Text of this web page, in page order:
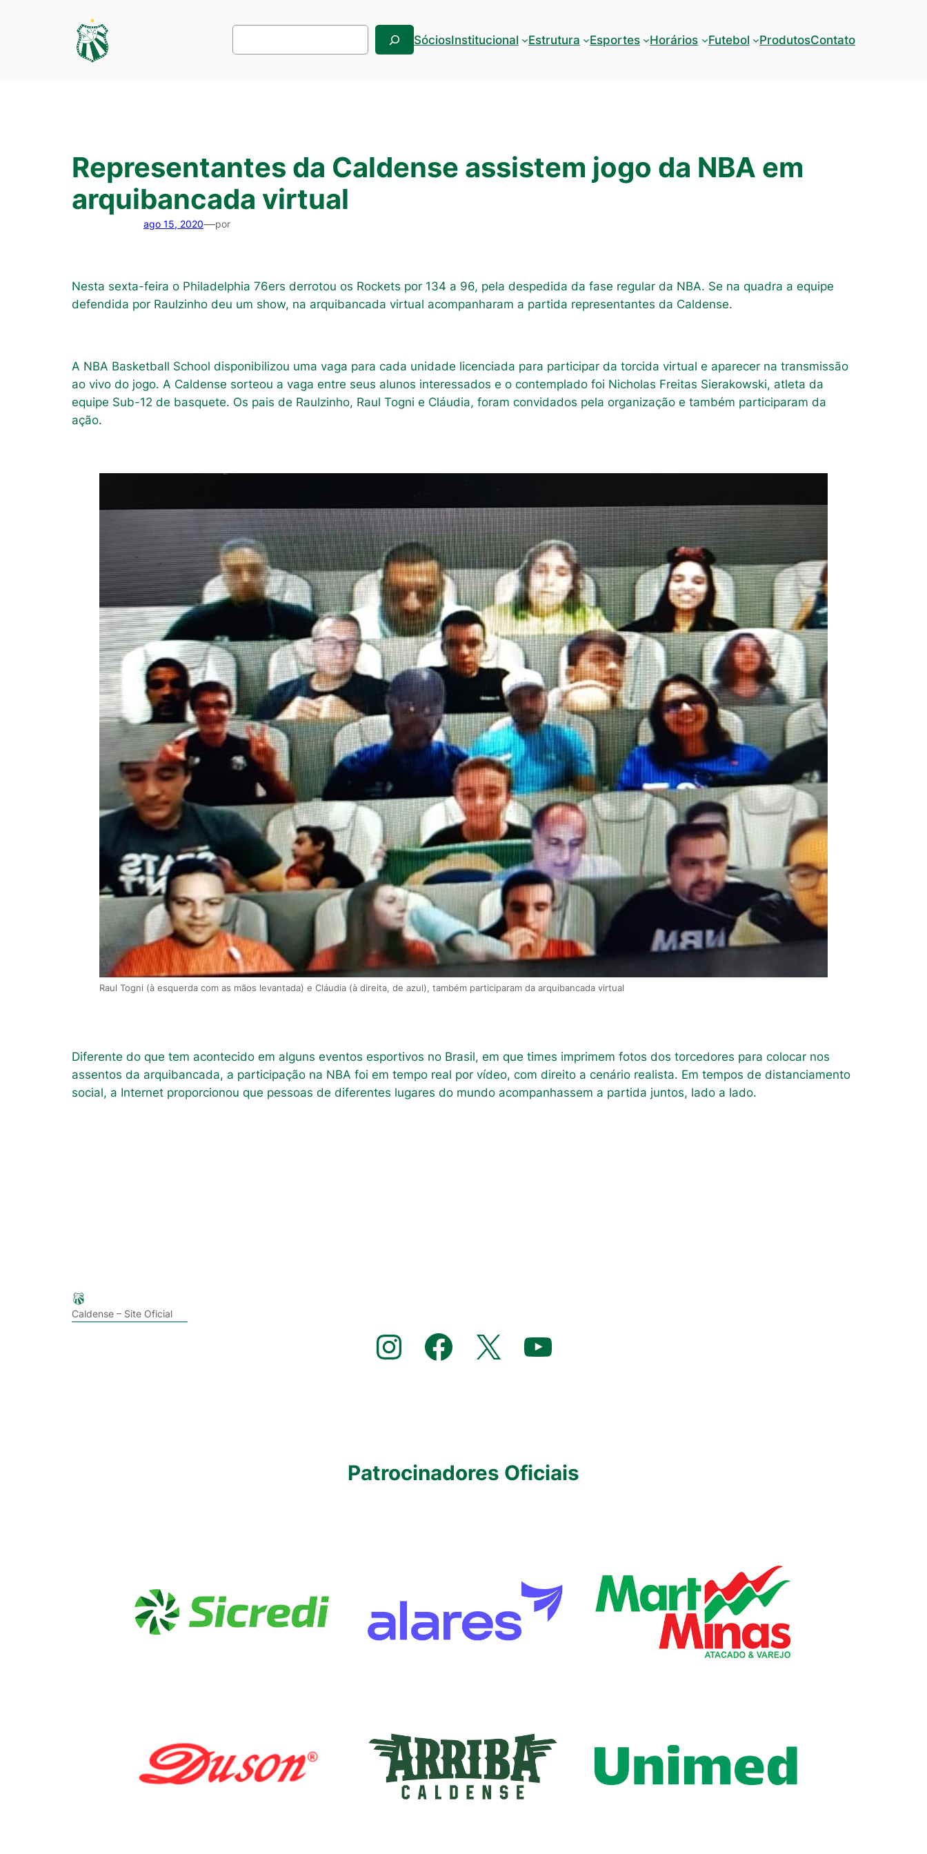
Pesquisar
SóciosInstitucional Estrutura Esportes Horários Futebol ProdutosContato
Representantes da Caldense assistem jogo da NBA em
arquibancada virtual
ago 15, 2020—por
Nesta sexta-feira o Philadelphia 76ers derrotou os Rockets por 134 a 96, pela despedida da fase regular da NBA. Se na quadra a equipe
defendida por Raulzinho deu um show, na arquibancada virtual acompanharam a partida representantes da Caldense.
A NBA Basketball School disponibilizou uma vaga para cada unidade licenciada para participar da torcida virtual e aparecer na transmissão
ao vivo do jogo. A Caldense sorteou a vaga entre seus alunos interessados e o contemplado foi Nicholas Freitas Sierakowski, atleta da
equipe Sub-12 de basquete. Os pais de Raulzinho, Raul Togni e Cláudia, foram convidados pela organização e também participaram da
ação.
Raul Togni (à esquerda com as mãos levantada) e Cláudia (à direita, de azul), também participaram da arquibancada virtual
Diferente do que tem acontecido em alguns eventos esportivos no Brasil, em que times imprimem fotos dos torcedores para colocar nos
assentos da arquibancada, a participação na NBA foi em tempo real por vídeo, com direito a cenário realista. Em tempos de distanciamento
social, a Internet proporcionou que pessoas de diferentes lugares do mundo acompanhassem a partida juntos, lado a lado.
Caldense – Site Oficial
Instagram Facebook X YouTube
Patrocinadores Oficiais